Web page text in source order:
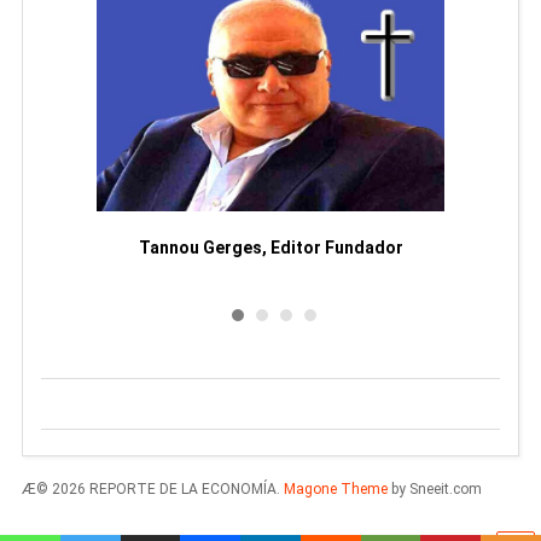
Tannou Gerges, Editor Fundador
Æ© 2026 REPORTE DE LA ECONOMÍA. Magone Themeby Sneeit.com